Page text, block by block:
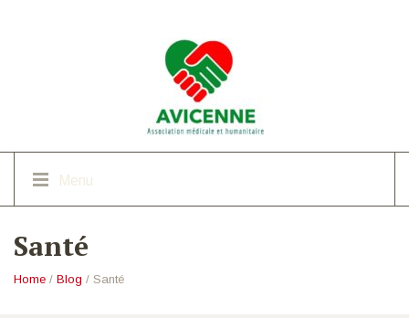
Menu
Santé
Home / Blog / Santé